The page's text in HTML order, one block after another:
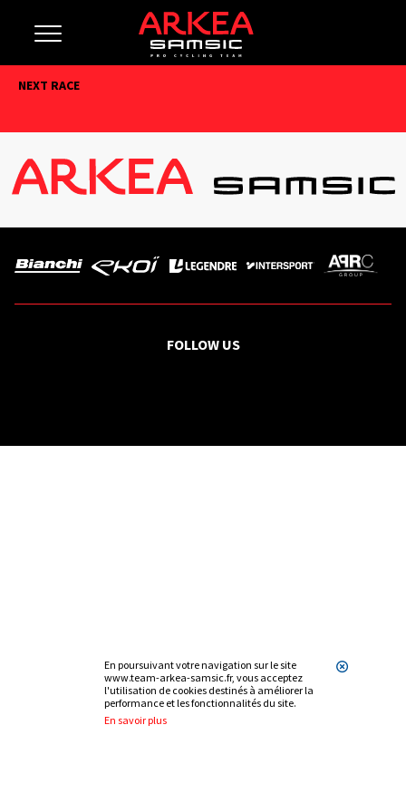
En poursuivant votre navigation sur le site
www.team-arkea-samsic.fr, vous acceptez
l'utilisation de cookies destinés à améliorer la
performance et les fonctionnalités du site.
En savoir plus
NEXT RACE
FOLLOW US